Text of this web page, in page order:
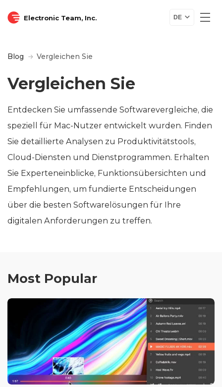
Electronic Team, Inc. DE
Blog Vergleichen Sie
Vergleichen Sie
Entdecken Sie umfassende Softwarevergleiche, die
speziell für Mac-Nutzer entwickelt wurden. Finden
Sie detaillierte Analysen zu Produktivitätstools,
Cloud-Diensten und Dienstprogrammen. Erhalten
Sie Experteneinblicke, Funktionsübersichten und
Empfehlungen, um fundierte Entscheidungen
über die besten Softwarelösungen für Ihre
digitalen Anforderungen zu treffen.
Most Popular